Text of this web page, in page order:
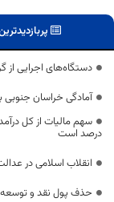
دستگاه‌های اجرایی از
آمادگی خراسان جنوبی
درصد است
انقلاب اسلامی در
حذف پول نقد و توسعه